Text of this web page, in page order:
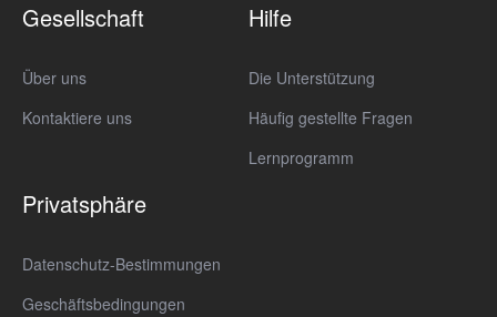
Gesellschaft
Über uns
Kontaktiere uns
Hilfe
Die Unterstützung
Häufig gestellte Fragen
Lernprogramm
Privatsphäre
Datenschutz-Bestimmungen
Geschäftsbedingungen